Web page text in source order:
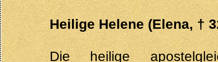
Heilige Helene (Elena, †
Die heilige